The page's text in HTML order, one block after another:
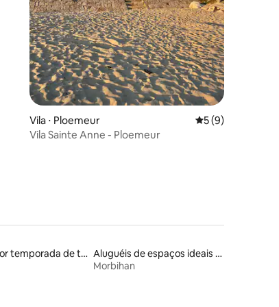
Vila ⋅ Ploemeur 5 de uma
5 (9)
Vila Sainte Anne - Ploemeur
Aluguel por temporada de townhouses
Aluguéis de espaços ideais para famílias
Morbihan